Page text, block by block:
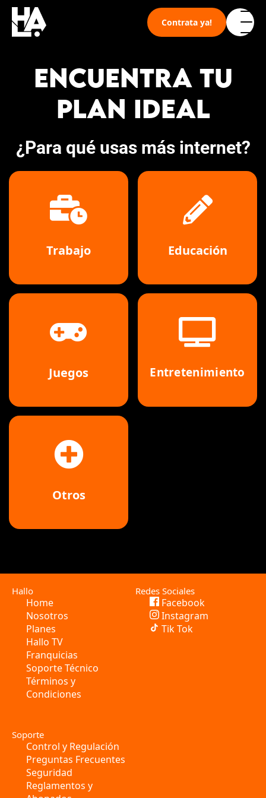
Skip
content
Contrata ya!
Nosotros
Planes
ENCUENTRA TU
PLAN IDEAL
¿Para qué usas más internet?
Trabajo Educación
Juegos Entretenimiento
Otros
Hallo
Home
Nosotros
Planes
Hallo TV
Franquicias
Soporte Técnico
Términos y
Condiciones
Soporte
Control y Regulación
Preguntas Frecuentes
Seguridad
Reglamentos y
Redes Sociales
Facebook
Instagram
Tik Tok